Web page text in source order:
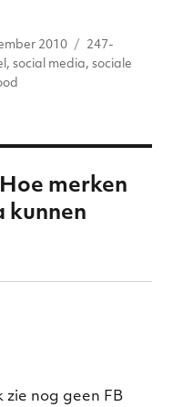
l
2010 Tags
247-
,social media,sociale
merken
kunnen
zie nog geen FB